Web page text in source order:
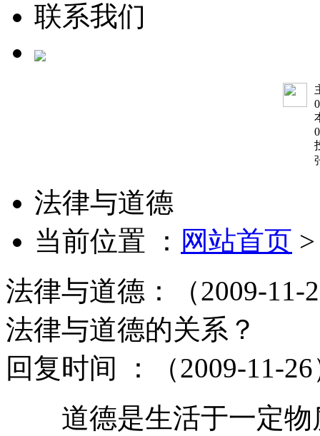
联系我们
法律与道德
当前位置 ： 网站首页
法律与道德：（2009-11-
法律与道德的关系？
回复时间 ：（2009-11-
道德是生活于一定物